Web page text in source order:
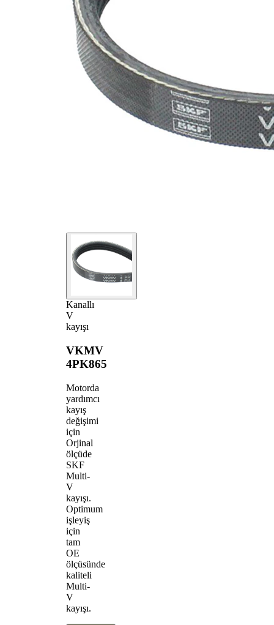
Kanallı
V
kayışı
VKMV
4PK865
Motorda
yardımcı
kayış
değişimi
için
Orjinal
ölçüde
SKF
Multi-
V
kayışı.
Optimum
işleyiş
için
tam
OE
ölçüsünde
kaliteli
Multi-
V
kayışı.
SVHC
Kayış
malzemesi
Propilen
Dien
Kauçuk)